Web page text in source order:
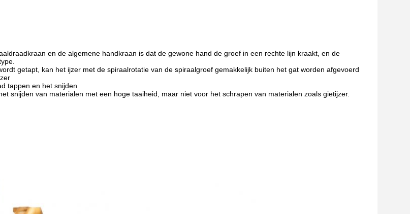
en de algemene handkraan is dat de gewone hand de groef in een rechte lijn kraakt, en de
getapt, kan het ijzer met de spiraalrotatie van de spiraalgroef gemakkelijk buiten het gat worden afgevoerd
tappen en het snijden
snijden van materialen met een hoge taaiheid, maar niet voor het schrapen van materialen zoals gietijzer.